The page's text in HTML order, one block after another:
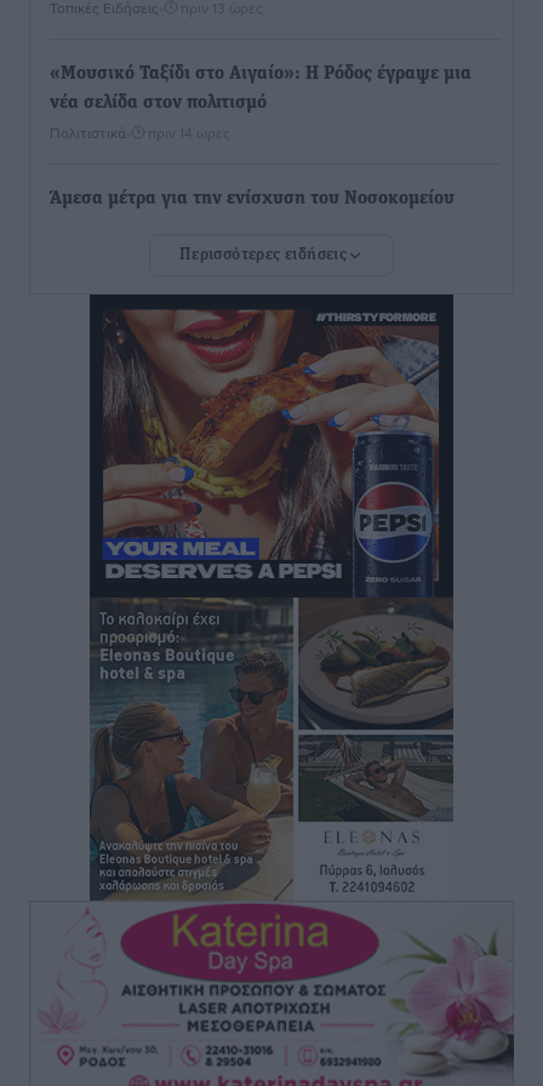
Τοπικές Ειδήσεις πριν 13 ώρες
«Μουσικό Ταξίδι στο Αιγαίο»: Η Ρόδος έγραψε μια
νέα σελίδα στον πολιτισμό
Πολιτιστικά πριν 14 ώρες
Άμεσα μέτρα για την ενίσχυση του Νοσοκομείου
ανακοίνωσε ο Άδωνις Γεωργιάδης
Iατρικός Σύλλογος Ροδου προς Α. Γεωργιάδη:
Στρατηγικές Προτάσεις για την Ενίσχυση της
Δημόσιας Υγείας στη Νησιωτική Ελλάδα και στα
Νοσοκομεία της Γ΄ Ζώνης
Τοπικές Ειδήσεις• πριν 14 ώρες
Πάνθηρες: Ξεκίνησαν αισιόδοξοι για την παρθενική
“πτήση” τους
• πριν 14 ώρες
Άρης Αρχαγγέλου: Στο πλευρό του άτυχου Ιάκωβου
Αθλητικά• πριν 14 ώρες
Φοίβος: Η μεγάλη επιστροφή του Μπρένο Σαλβατιέρα
πριν 14 ώρες
Κλεάνθης: Έτοιμες οι κάρτες διαρκείας της νέας
σεζόν
Αθλητικά πριν 14 ώρες
Ατρόμητος Διμυλιάς: Ο Μαργαρίτης και μία
αδιαπραγμάτευτη φιλοσοφία
Αθλητικά• πριν 15 ώρες
Περισσότερες ειδήσεις